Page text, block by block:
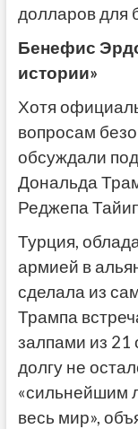
долларов для
Бенефис
истории»
Хотя
вопросам
обсуждали
Дональда
Реджепа
Турция,
армией в
сделала из
Трампа
залпами из
долгу не
«сильнейшим
весь мир»,